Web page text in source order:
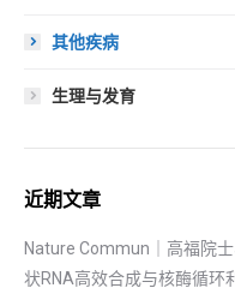
其他疾病
生理与发育
近期文章
Nature Commun｜高福院
状RNA高效合成与核酶循环